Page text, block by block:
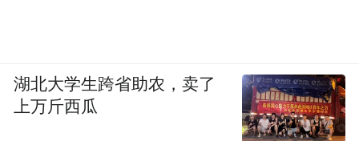
湖北大学生跨省助农，卖了
上万斤西瓜